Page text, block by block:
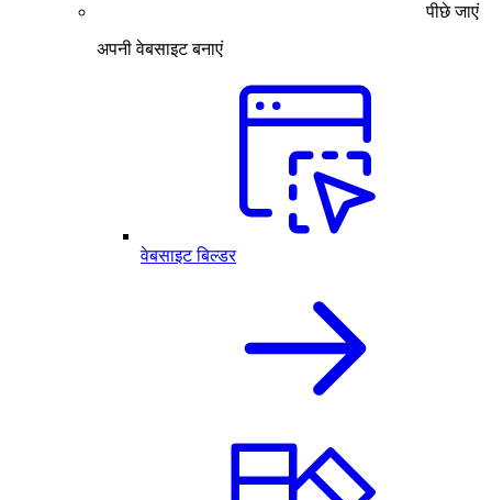
पीछे जाएं
अपनी वेबसाइट बनाएं
वेबसाइट बिल्डर